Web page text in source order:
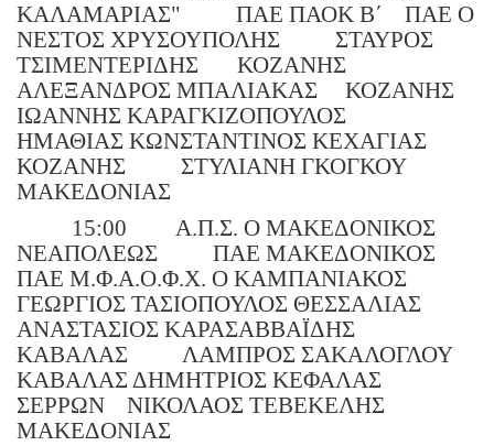
ΚΑΛΑΜΑΡΙΑΣ"
ΠΑΕ ΠΑΟΚ Β΄
ΠΑΕ Ο
ΝΕΣΤΟΣ ΧΡΥΣΟΥΠΟΛΗΣ
ΣΤΑΥΡΟΣ
ΤΣΙΜΕΝΤΕΡΙΔΗΣ
ΚΟΖΑΝΗΣ
ΑΛΕΞΑΝΔΡΟΣ ΜΠΑΛΙΑΚΑΣ
ΚΟΖΑΝΗΣ
ΙΩΑΝΝΗΣ ΚΑΡΑΓΚΙΖΟΠΟΥΛΟΣ
ΗΜΑΘΙΑΣ ΚΩΝΣΤΑΝΤΙΝΟΣ ΚΕΧΑΓΙΑΣ
ΚΟΖΑΝΗΣ
ΣΤΥΛΙΑΝΗ ΓΚΟΓΚΟΥ
ΜΑΚΕΔΟΝΙΑΣ
15:00
Α.Π.Σ. Ο ΜΑΚΕΔΟΝΙΚΟΣ
ΝΕΑΠΟΛΕΩΣ
ΠΑΕ ΜΑΚΕΔΟΝΙΚΟΣ
ΠΑΕ Μ.Φ.Α.Ο.Φ.Χ. Ο ΚΑΜΠΑΝΙΑΚΟΣ
ΓΕΩΡΓΙΟΣ ΤΑΣΙΟΠΟΥΛΟΣ ΘΕΣΣΑΛΙΑΣ
ΑΝΑΣΤΑΣΙΟΣ ΚΑΡΑΣΑΒΒΑΪΔΗΣ
ΚΑΒΑΛΑΣ
ΛΑΜΠΡΟΣ ΣΑΚΑΛΟΓΛΟΥ
ΚΑΒΑΛΑΣ ΔΗΜΗΤΡΙΟΣ ΚΕΦΑΛΑΣ
ΣΕΡΡΩΝ
ΝΙΚΟΛΑΟΣ ΤΕΒΕΚΕΛΗΣ
ΜΑΚΕΔΟΝΙΑΣ